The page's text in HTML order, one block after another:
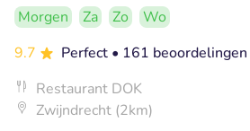
Morgen Za Zo
Wo
9.7
Perfect • 161 beoordelingen
Restaurant DOK
Zwijndrecht (2km)